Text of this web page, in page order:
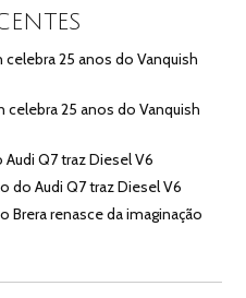
celebra 25 anos do Vanquish
celebra 25 anos do Vanquish
Audi Q7 traz Diesel V6
do Audi Q7 traz Diesel V6
Brera renasce da imaginação